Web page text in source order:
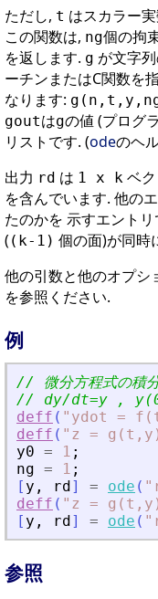
ただし, t はスカラー
この関数は, ng個の拘
を返します. g が文字
ーチンまたはC関数を
なります:
goutはgの値 (プログ
リストです. (odeのヘ
出力 rd は 1 x k ベ
を含んでいます. 他の
たのかを 示すエントリ
( (k-1) 個の面)が同時
他の引数と他のオプシ
を参照ください.
例
// 微分方程式の積
// dy/dt=y ,
deff ( " ydot =
deff ( " z =
y0 = 1 ;
ng = 1 ;
[ y , rd] = ode ( "
deff ( " z =
[ y , rd] = ode ( "
参照